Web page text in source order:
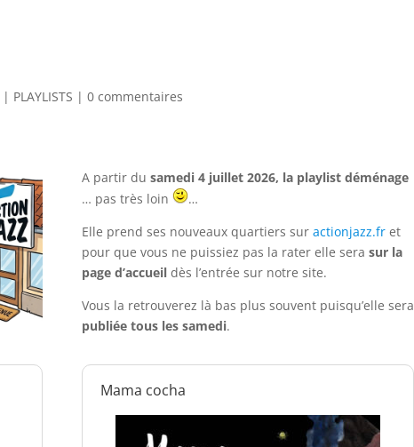
| PLAYLISTS |0 commentaires
A partir du samedi 4 juillet 2026, la playlist déménage
… pas très loin
…
Elle prend ses nouveaux quartiers sur actionjazz.fret
pour que vous ne puissiez pas la rater elle sera sur la
page d’accueildès l’entrée sur notre site.
Vous la retrouverez là bas plus souvent puisqu’elle sera
publiée tous les samedi.
Mama cocha